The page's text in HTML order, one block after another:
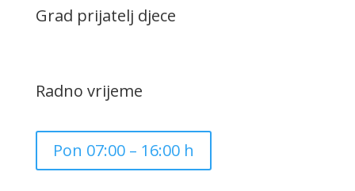
Grad prijatelj djece
Radno vrijeme
Pon 07:00 – 16:00 h